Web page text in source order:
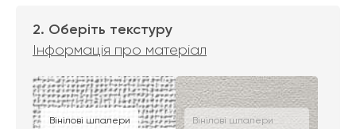
2. Оберіть текстуру
Інформація про матеріал
Вінілові шпалери Вінілові шпалери